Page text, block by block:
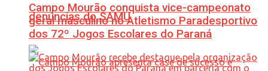
denúncias do SAMU
Campo Mourão conquista vice-campeonato
geral masculino no Atletismo Paradesportivo
dos 72º Jogos Escolares do Paraná